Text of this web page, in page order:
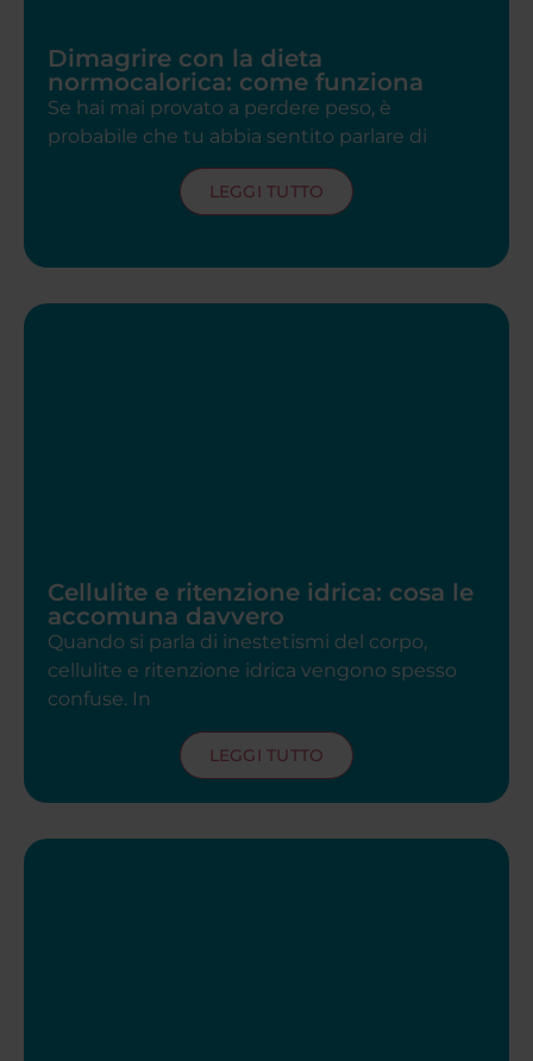
Dimagrire con la dieta
normocalorica: come funziona
Se hai mai provato a perdere peso, è
probabile che tu abbia sentito parlare di
LEGGI TUTTO
Cellulite e ritenzione idrica: cosa le
accomuna davvero
Quando si parla di inestetismi del corpo,
cellulite e ritenzione idrica vengono spesso
confuse. In
LEGGI TUTTO